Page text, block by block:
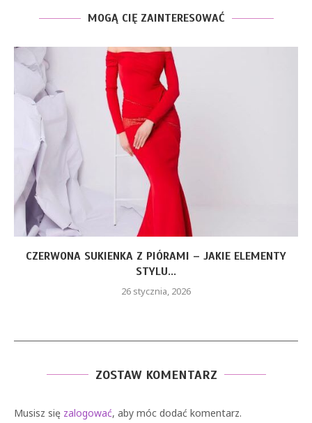
MOGĄ CIĘ ZAINTERESOWAĆ
CZERWONA SUKIENKA Z PIÓRAMI – JAKIE ELEMENTY
STYLU...
26 stycznia, 2026
ZOSTAW KOMENTARZ
Musisz się zalogować, aby móc dodać komentarz.